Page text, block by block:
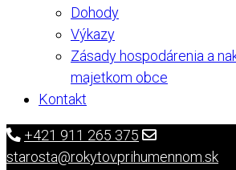
Dohody
Výkazy
Zásady hospodárenia a
majetkom obce
Kontakt
+421 911 265 375
starosta@rokytovprihumennom.sk